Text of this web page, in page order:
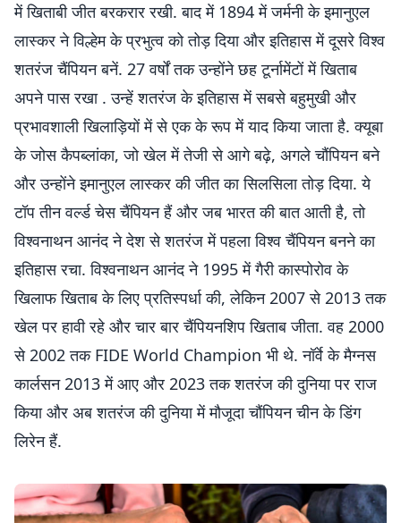
में खिताबी जीत बरकरार रखी. बाद में 1894 में जर्मनी के इमानुएल
लास्कर ने विल्हेम के प्रभुत्व को तोड़ दिया और इतिहास में दूसरे विश्व
शतरंज चैंपियन बनें. 27 वर्षों तक उन्होंने छह टूर्नामेंटों में खिताब
अपने पास रखा . उन्हें शतरंज के इतिहास में सबसे बहुमुखी और
प्रभावशाली खिलाड़ियों में से एक के रूप में याद किया जाता है. क्यूबा
के जोस कैपब्लांका, जो खेल में तेजी से आगे बढ़े, अगले चौंपियन बने
और उन्होंने इमानुएल लास्कर की जीत का सिलसिला तोड़ दिया. ये
टॉप तीन वर्ल्ड चेस चैंपियन हैं और जब भारत की बात आती है, तो
विश्वनाथन आनंद ने देश से शतरंज में पहला विश्व चैंपियन बनने का
इतिहास रचा. विश्वनाथन आनंद ने 1995 में गैरी कास्पोरोव के
खिलाफ खिताब के लिए प्रतिस्पर्धा की, लेकिन 2007 से 2013 तक
खेल पर हावी रहे और चार बार चैंपियनशिप खिताब जीता. वह 2000
से 2002 तक FIDE World Champion भी थे. नॉर्वे के मैग्नस
कार्लसन 2013 में आए और 2023 तक शतरंज की दुनिया पर राज
किया और अब शतरंज की दुनिया में मौजूदा चौंपियन चीन के डिंग
लिरेन हैं.